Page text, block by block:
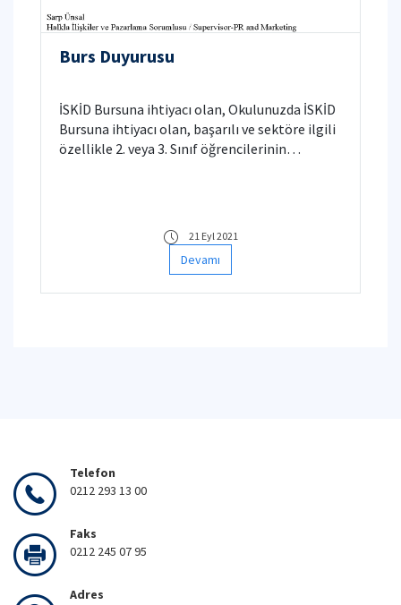
Burs Duyurusu
İSKİD Bursuna ihtiyacı olan, Okulunuzda İSKİD
Bursuna ihtiyacı olan, başarılı ve sektöre ilgili
özellikle 2. veya 3. Sınıf öğrencilerinin
kadar müracaatlarını rica ederiz.
21 Eyl 2021
Devamı
Telefon
0212 293 13 00
Faks
0212 245 07 95
Adres